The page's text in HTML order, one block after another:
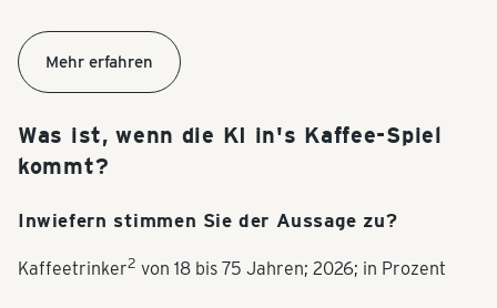
Mehr erfahren
Was ist, wenn die KI in's Kaffee-Spiel
kommt?
Inwiefern stimmen Sie der Aussage zu?
Kaffeetrinker2 von 18 bis 75 Jahren; 2026; in Prozent